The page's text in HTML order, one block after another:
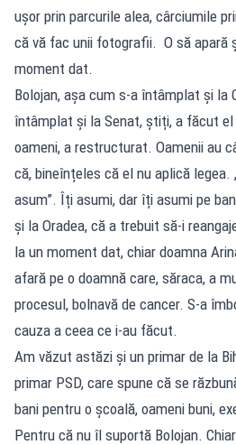
ușor prin parcurile alea, cârciumile
că vă fac unii fotografii. O să apară
moment dat.
Bolojan, așa cum s-a întâmplat și la
întâmplat și la Senat, știți, a făcut
oameni, a restructurat. Oamenii au
că, bineînțeles că el nu aplică legea.
asum”. Îți asumi, dar îți asumi pe
și la Oradea, că a trebuit să-i
la un moment dat, chiar doamna
afară pe o doamnă care, săraca, a
procesul, bolnavă de cancer. S-a
cauza a ceea ce i-au făcut.
Am văzut astăzi și un primar de la
primar PSD, care spune că se
bani pentru o școală, oameni buni,
Pentru că nu îl suportă Bolojan.